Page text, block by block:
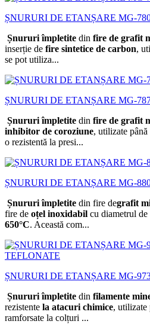
ȘNURURI DE ETANȘARE MG-
Șnururi împletite din fire de grafit
inserție de fire sintetice de carbon,
se pot utiliza...
ȘNURURI DE ETANȘARE MG-
Șnururi împletite din fire de grafit
inhibitor de coroziune, utilizate până
o rezistentă la presi...
ȘNURURI DE ETANȘARE MG-
Șnururi împletite din fire degrafit
fire de oțel inoxidabil cu diametrul
650°C. Această com...
ȘNURURI DE ETANȘARE MG-
Șnururi împletite din filamente
rezistente la atacuri chimice, utilizate
ramforsate la colțuri ...